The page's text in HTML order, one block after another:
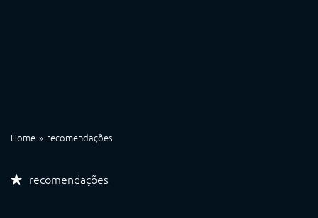
Home recomendações
recomendações